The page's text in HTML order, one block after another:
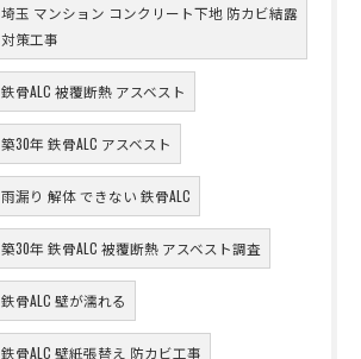
埼玉 マンション コンクリート下地 防カビ結露
対策工事
鉄骨ALC 被覆断熱 アスベスト
築30年 鉄骨ALC アスベスト
雨漏り 解体 できない 鉄骨ALC
築30年 鉄骨ALC 被覆断熱 アスベスト調査
鉄骨ALC 壁が濡れる
鉄骨ALC 壁紙張替え 防カビ工事